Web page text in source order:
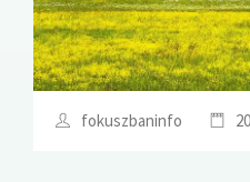
fokuszbaninfo